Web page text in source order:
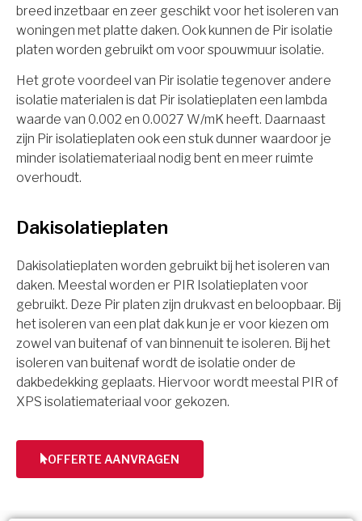
breed inzetbaar en zeer geschikt voor het isoleren van
woningen met platte daken. Ook kunnen de Pir isolatie
platen worden gebruikt om voor spouwmuur isolatie.
Het grote voordeel van Pir isolatie tegenover andere
isolatie materialen is dat Pir isolatieplaten een lambda
waarde van 0.002 en 0.0027 W/mK heeft. Daarnaast
zijn Pir isolatieplaten ook een stuk dunner waardoor je
minder isolatiemateriaal nodig bent en meer ruimte
overhoudt.
Dakisolatieplaten
Dakisolatieplaten worden gebruikt bij het isoleren van
daken. Meestal worden er PIR Isolatieplaten voor
gebruikt. Deze Pir platen zijn drukvast en beloopbaar. Bij
het isoleren van een plat dak kun je er voor kiezen om
zowel van buitenaf of van binnenuit te isoleren. Bij het
isoleren van buitenaf wordt de isolatie onder de
dakbedekking geplaats. Hiervoor wordt meestal PIR of
XPS isolatiemateriaal voor gekozen.
OFFERTE AANVRAGEN